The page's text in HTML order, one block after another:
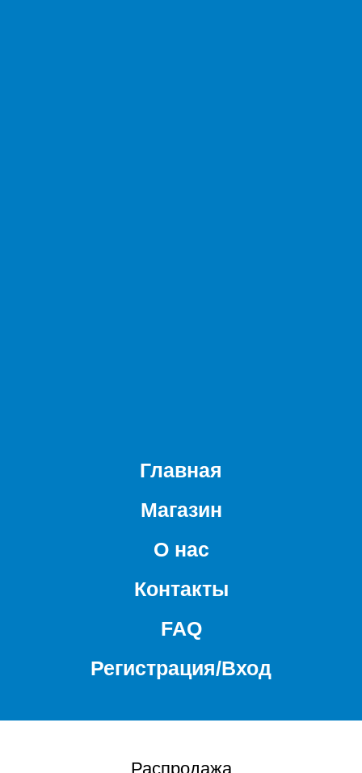
Главная
Магазин
О нас
Контакты
FAQ
Регистрация/Вход
Распродажа